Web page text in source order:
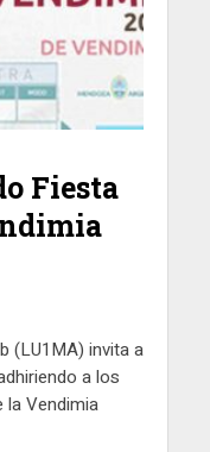
Fiesta
(LU1MA) invita a
a los
Vendimia